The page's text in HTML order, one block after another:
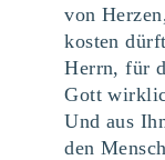
von
kosten
Herrn, für
Gott
Und aus
den